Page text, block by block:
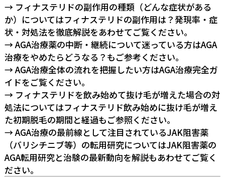
→ フィナステリドの副作用の種類（どんな症状がある
か）についてはフィナステリドの副作用は？発現率・症
状・対処法を徹底解説をあわせてご覧ください。
→ AGA治療薬の中断・継続について迷っている方はAGA
治療をやめたらどうなる？ もご参考ください。
→ AGA治療全体の流れを把握したい方はAGA治療完全ガ
イドをご覧ください。
→ フィナステリドを飲み始めて抜け毛が増えた場合の対
処法についてはフィナステリド飲み始めに抜け毛が増え
た初期脱毛の期間と経過もご参照ください。
→ AGA治療の最前線として注目されているJAK阻害薬
（バリシチニブ等）の転用研究についてはJAK阻害薬の
AGA転用研究と治験の最新動向を解説もあわせてご覧く
ださい。